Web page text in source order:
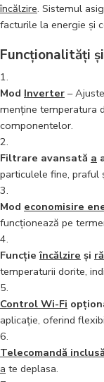
încălzire. Sistemul
facturile la energie și
Funcționalități
Mod Inverter –
menține temperatura
componentelor.
Filtrare avansată a
particulele fine, praful
Mod economisire
funcționează pe
Funcțieîncălzire și
temperaturii dorite,
Control Wi-Fi
aplicație, oferind
Telecomandă inclusă
a te deplasa.